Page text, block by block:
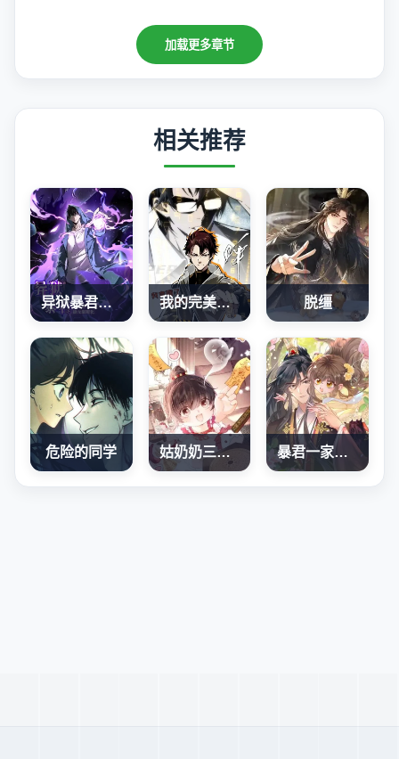
加载更多章节
相关推荐
异狱暴君：我的影子能无限进化 我的完美末世人生 脱缰
危险的同学 姑奶奶三岁半，捧奶瓶算命全网宠 暴君一家靠听她心声续命